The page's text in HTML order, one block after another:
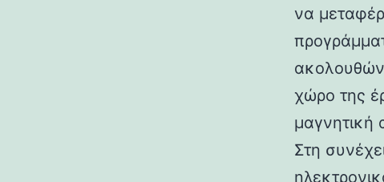
να
χώρο της
μαγνητική
Στη